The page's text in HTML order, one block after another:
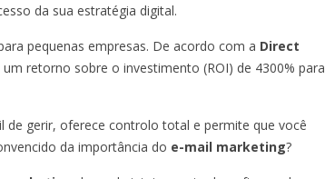
da sua estratégia digital.
pequenas empresas. De acordo com a Direct
retorno sobre o investimento (ROI) de 4300% para
de gerir, oferece controlo total e permite que você
da importância do e-mail marketing?